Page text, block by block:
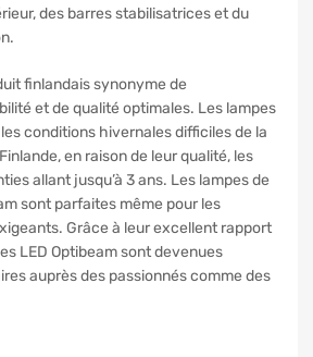
des barres stabilisatrices et du
finlandais synonyme de
et de qualité optimales. Les lampes
conditions hivernales difficiles de la
en raison de leur qualité, les
allant jusqu’à 3 ans. Les lampes de
sont parfaites même pour les
Grâce à leur excellent rapport
LED Optibeam sont devenues
auprès des passionnés comme des